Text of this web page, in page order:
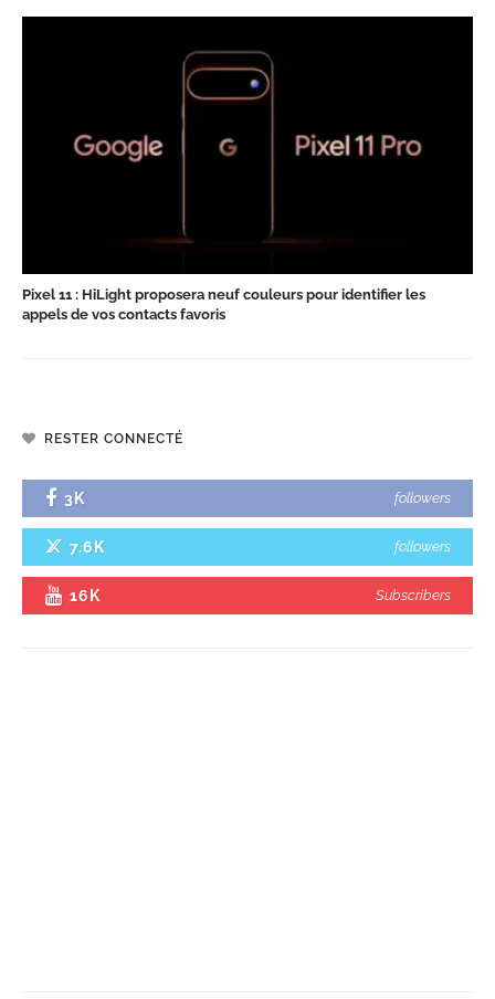
Pixel 11 : HiLight proposera neuf couleurs pour identifier les
appels de vos contacts favoris
RESTER CONNECTÉ
3K followers
7.6K followers
16K Subscribers